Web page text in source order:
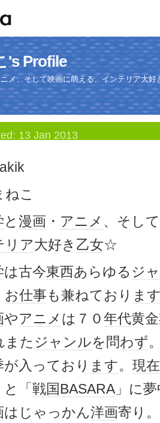
's Profile
メ、そして映画に萌える、インテリア大
13 Jan 2013
ねこ
と 漫画 ・ アニメ 、そして
リア大好き 乙女☆
は古今東西あらゆる ジ
お仕事も兼ねており ま
やアニメ は７０年代黄
また ジャンルを問わず
が入っており ます。 現在
と「 戦国BASARA 」に
はじゃっかん洋画寄り。